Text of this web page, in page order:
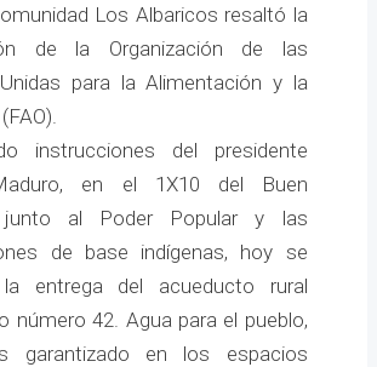
Los Albaricos resaltó la
de la Organización de las
para la Alimentación y la
instrucciones del presidente
en el 1X10 del Buen
junto al Poder Popular y las
de base indígenas, hoy se
la entrega del acueducto rural
número 42. Agua para el pueblo,
garantizado en los espacios